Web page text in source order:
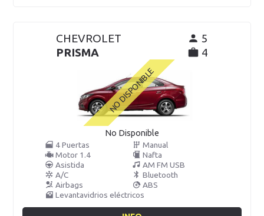
CHEVROLET
PRISMA
5
4
No Disponible
4 Puertas
Manual
Motor 1.4
Nafta
Asistida
AM FM USB
A/C
Bluetooth
Airbags
ABS
Levantavidrios eléctricos